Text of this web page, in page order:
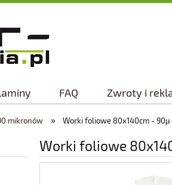
FAQ Zwroty i
mikronów » Worki foliowe 80x140cm -
Worki foliowe